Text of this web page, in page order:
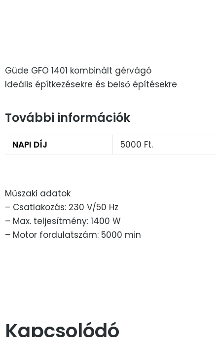
Güde GFO 1401 kombinált gérvágó
Ideális építkezésekre és belső építésekre
További információk
NAPI DÍJ 5000 Ft.
Műszaki adatok
– Csatlakozás: 230 V/50 Hz
– Max. teljesítmény: 1400 W
– Motor fordulatszám: 5000 min
Kapcsolódó